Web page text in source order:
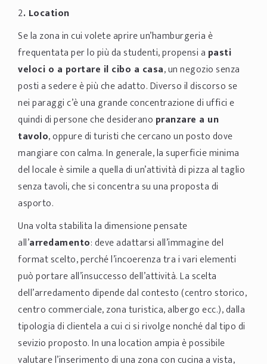
2. Location
Se la zona in cui volete aprire un’hamburgeria è
frequentata per lo più da studenti, propensi a pasti
veloci o a portare il cibo a casa, un negozio senza
posti a sedere è più che adatto. Diverso il discorso se
nei paraggi c’è una grande concentrazione di uffici e
quindi di persone che desiderano pranzare a un
tavolo, oppure di turisti che cercano un posto dove
mangiare con calma. In generale, la superficie minima
del locale è simile a quella di un’attività di pizza al taglio
senza tavoli, che si concentra su una proposta di
asporto.
Una volta stabilita la dimensione pensate
all’arredamento: deve adattarsi all’immagine del
format scelto, perché l’incoerenza tra i vari elementi
può portare all’insuccesso dell’attività. La scelta
dell’arredamento dipende dal contesto (centro storico,
centro commerciale, zona turistica, albergo ecc.), dalla
tipologia di clientela a cui ci si rivolge nonché dal tipo di
sevizio proposto. In una location ampia è possibile
valutare l’inserimento di una zona con cucina a vista,